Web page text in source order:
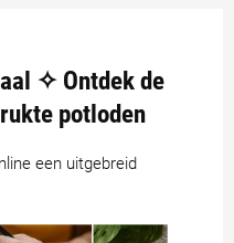
✧ Ontdek de
potloden
een uitgebreid